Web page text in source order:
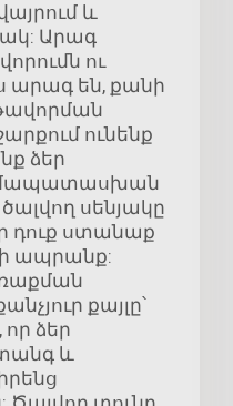
և
Արագ
ու
արագ են, քանի
ունենք
ձեր
սենյակը
դուք ստանաք
ապրանք:
քայլը՝
ձեր
և